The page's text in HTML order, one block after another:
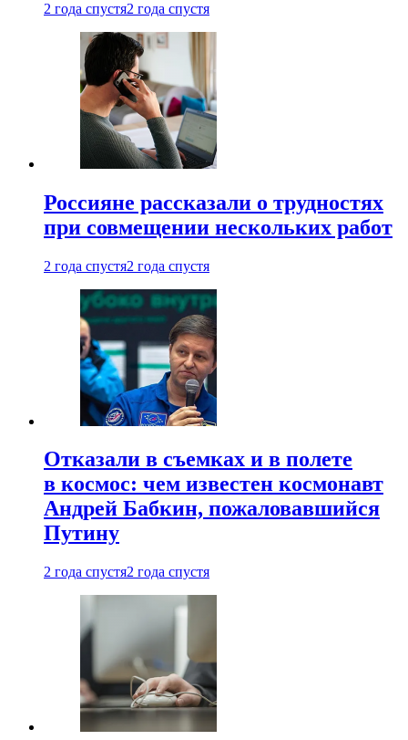
2 года спустя2 года спустя
Россияне рассказали о трудностях
при совмещении нескольких работ
2 года спустя2 года спустя
Отказали в съемках и в полете
в космос: чем известен космонавт
Андрей Бабкин, пожаловавшийся
Путину
2 года спустя2 года спустя